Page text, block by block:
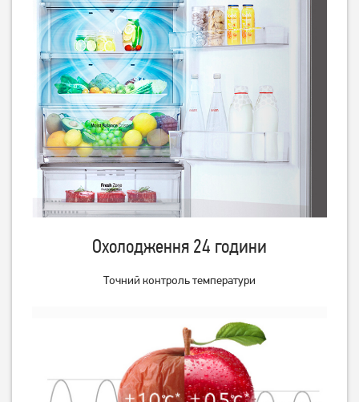
60 999грн 20 169грн
Gorenje NRK620FABK4
Охолодження 24 години
Точний контроль температури